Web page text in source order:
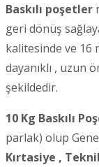
Baskılı poşetler
geri dönüş
kalitesinde ve 16
dayanıklı , uzun
şekildedir.
10 Kg Baskılı
parlak) olup
Kırtasiye ,